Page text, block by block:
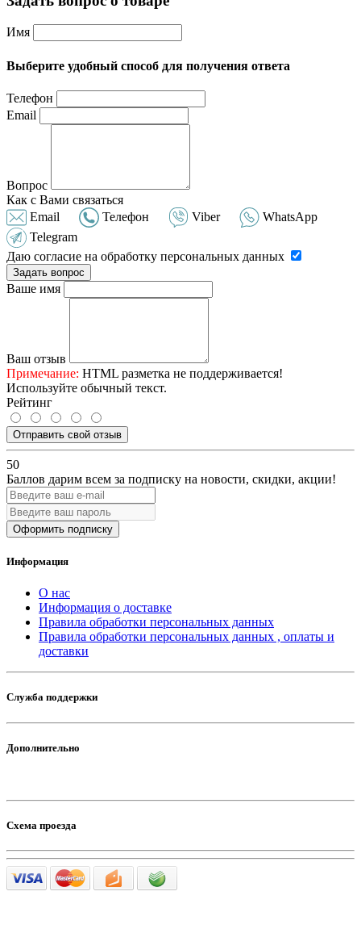
Имя
Выберите удобный способ для получения ответа
Телефон
Email
Вопрос
Как с Вами связаться
Email
Телефон Viber
WhatsApp
Telegram
Даю согласие на обработку персональных данных
Задать вопрос
Ваше имя
Ваш отзыв
Примечание: HTML разметка не поддерживается!
Используйте обычный текст.
Рейтинг
Отправить свой отзыв
50
Баллов дарим всем за подписку на новости, скидки, акции!
Оформить подписку
Информация
О нас
Информация о доставке
Правила обработки персональных данных
Правила обработки персональных данных , оплаты и
доставки
Служба поддержки
Дополнительно
Схема проезда